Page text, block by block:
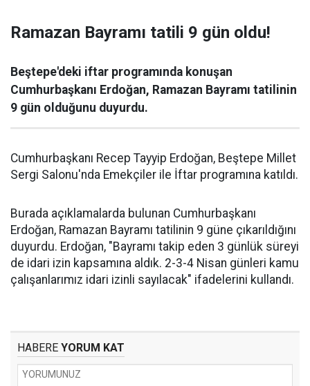
Ramazan Bayramı tatili 9 gün oldu!
Beştepe'deki iftar programında konuşan
Cumhurbaşkanı Erdoğan, Ramazan Bayramı tatilinin
9 gün olduğunu duyurdu.
Cumhurbaşkanı Recep Tayyip Erdoğan, Beştepe Millet
Sergi Salonu'nda Emekçiler ile İftar programına katıldı.
Burada açıklamalarda bulunan Cumhurbaşkanı
Erdoğan, Ramazan Bayramı tatilinin 9 güne çıkarıldığını
duyurdu. Erdoğan, "Bayramı takip eden 3 günlük süreyi
de idari izin kapsamına aldık. 2-3-4 Nisan günleri kamu
çalışanlarımız idari izinli sayılacak" ifadelerini kullandı.
HABERE YORUM KAT